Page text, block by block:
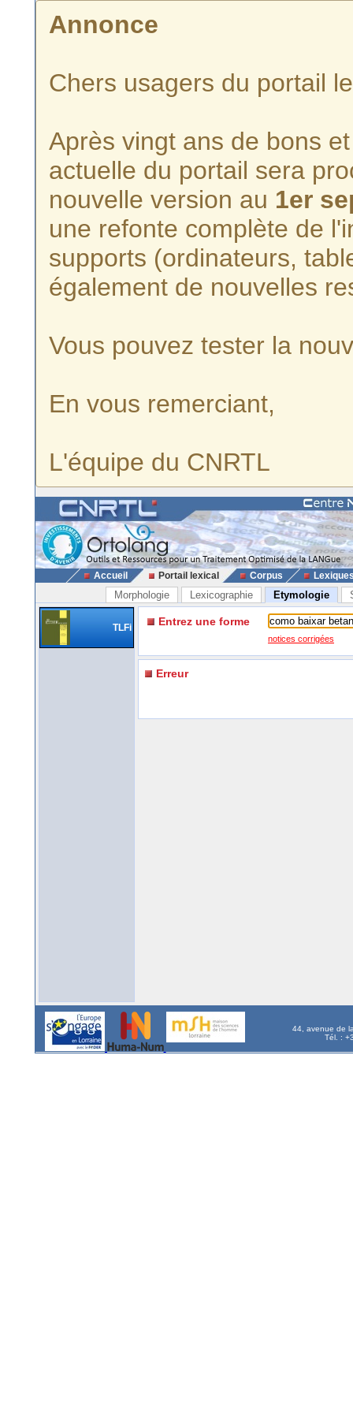
Annonce
Chers usagers du portail
Après vingt ans de bons
actuelle du portail sera
nouvelle version au 1er
une refonte complète de
supports (ordinateurs,
également de nouvelles
Vous pouvez tester la
En vous remerciant,
L'équipe du CNRTL
Accueil Portail lexical Corpus
Morphologie Lexicographie Etymologie
TLFi Entrez une forme
notices corrigées
Erreur
44, avenue de
Tél. :